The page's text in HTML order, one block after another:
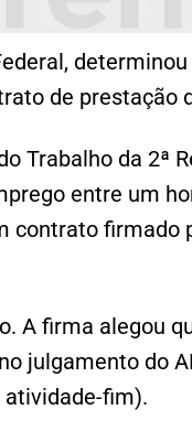
de prestação
Trabalho da 2ª
entre um
contrato firmado
A firma alegou
julgamento do
atividade-fim).